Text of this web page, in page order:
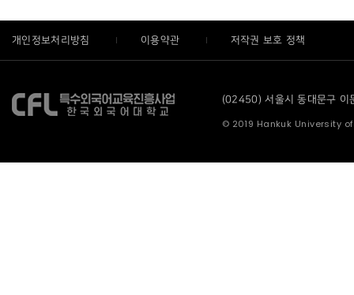
개인정보처리방침 이용약관 저작권 보호 정책
(02450) 서울시 동대문구
© 2019 Hankuk University